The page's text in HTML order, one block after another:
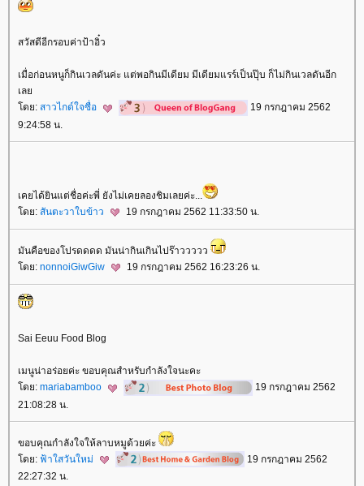
สวัสดีอีกรอบค่าป้าอิ๋ว
เมื่อก่อนหนูก็กินเวลดันค่ะ แต่พอกินมีเดียม มีเดียมแรร์เป็นปุ๊บ ก็ไม่กินเวลดันอีก
เล
ดย: สาวไกด์ใจซื่อ
19 กรกฎาคม 2562
9:24:58 น.
เคยได้ยินแต่ชื่อค่ะพี่ ยังไม่เคยลองชิมเลยค่ะ...
ดย: สันตะวาใบข้าว 19 กรกฎาคม 2562 11:33:50 น.
มันคือของโปรดดดด มันน่ากินเกินไปร๊าววววว
ดย: nonnoiGiwGiw 19 กรกฎาคม 2562 16:23:26 น.
Sai Eeuu Food Blog
เมนูน่าอร่อยค่ะ ขอบคุณสำหรับกำลังใจนะคะ
ดย: mariabamboo
19 กรกฎาคม 2562
21:08:28 น.
ขอบคุณกำลังใจให้ลาบหมูด้วยค่ะ
ดย: ฟ้าใสวันใหม่
19 กรกฎาคม 2562
22:27:32 น.